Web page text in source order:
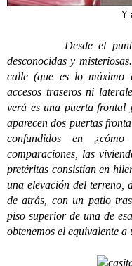
Y
Desde el punto de
desconocidas y
calle (que es lo máximo
accesos traseros ni
verá es una puerta frontal
aparecen dos puertas
confundidos en
comparaciones, las
pretéritas consistían en
una elevación del terreno,
de atrás, con un patio
piso superior de una de
obtenemos el equivalente